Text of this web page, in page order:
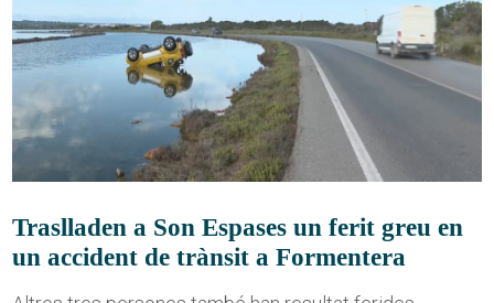
Traslladen a Son Espases un ferit greu en
un accident de trànsit a Formentera